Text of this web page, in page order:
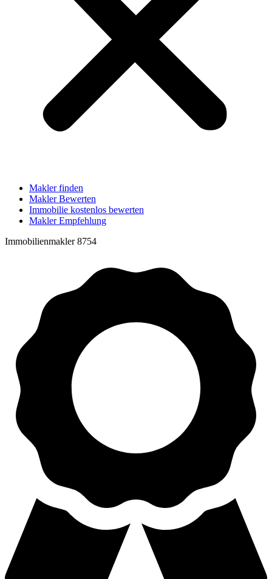
Makler finden
Makler Bewerten
Immobilie kostenlos bewerten
Makler Empfehlung
Immobilienmakler 8754